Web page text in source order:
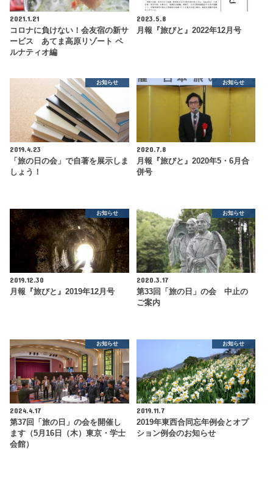
2021.1.21
コロナに負けない！会友宿の新サ
ービス あてま高原リゾート ペ
ルナティオ編
2023.5.8
月報『旅びと』2022年12月号
お知らせ
2019.4.23
「旅の日の会」で自著を展示しま
しょう！
お知らせ
2020.7.8
月報『旅びと』2020年5・6月合
併号
お知らせ
2019.12.30
月報『旅びと』2019年12月号
お知らせ
2020.3.17
第33回「旅の日」の会 中止の
ご案内
お知らせ
2024.4.17
第37回「旅の日」の会を開催し
ます（5月16日（木）東京・学士
会館）
お知らせ
2019.11.7
2019年東西合同忘年例会とオプ
ション例会のお知らせ